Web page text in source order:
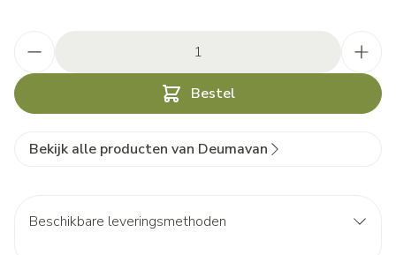
Bestel
Bekijk alle producten van Deumavan
Beschikbare leveringsmethoden